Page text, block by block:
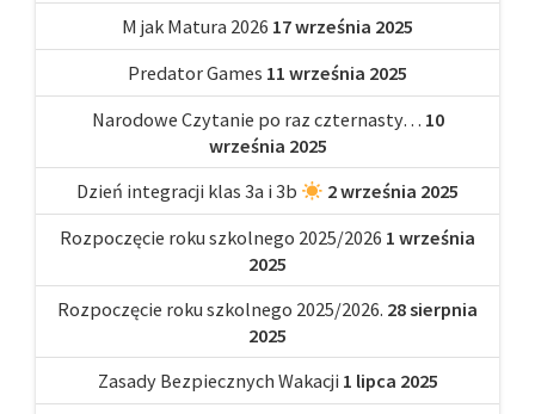
M jak Matura 2026 17 września 2025
Predator Games 11 września 2025
Narodowe Czytanie po raz czternasty… 10
września 2025
Dzień integracji klas 3a i 3b
2 września 2025
Rozpoczęcie roku szkolnego 2025/2026 1 września
2025
Rozpoczęcie roku szkolnego 2025/2026. 28 sierpnia
2025
Zasady Bezpiecznych Wakacji 1 lipca 2025